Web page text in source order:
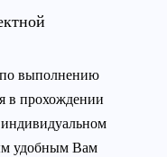
по выполнению
в прохождении
индивидуальном
удобным Вам